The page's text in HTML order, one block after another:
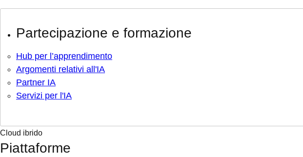
Partecipazione e formazione
Hub per l’apprendimento
Argomenti relativi all'IA
Partner IA
Servizi per l'IA
Cloud ibrido
Piattaforme